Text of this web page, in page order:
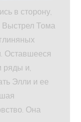
в сторону,
Тома
Оставшееся
ряды и,
Элли и ее
Она